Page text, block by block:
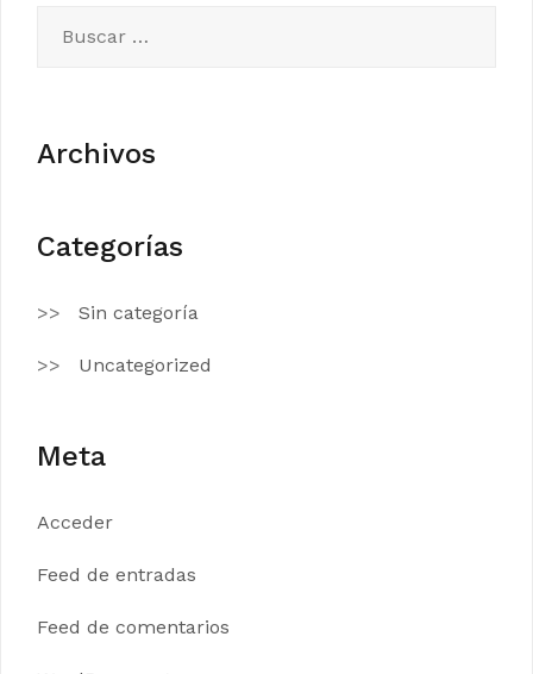
entradas
Archivos
Categorías
Sin categoría
Uncategorized
Meta
Acceder
Feed de entradas
Feed de comentarios